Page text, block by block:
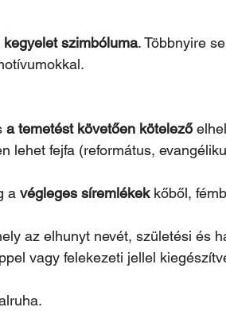
kegyelet szimbóluma. Többnyire
a temetést követően kötelező
lehet fejfa (református,
a végleges síremlékek kőből,
az elhunyt nevét, születési és
vagy felekezeti jellel